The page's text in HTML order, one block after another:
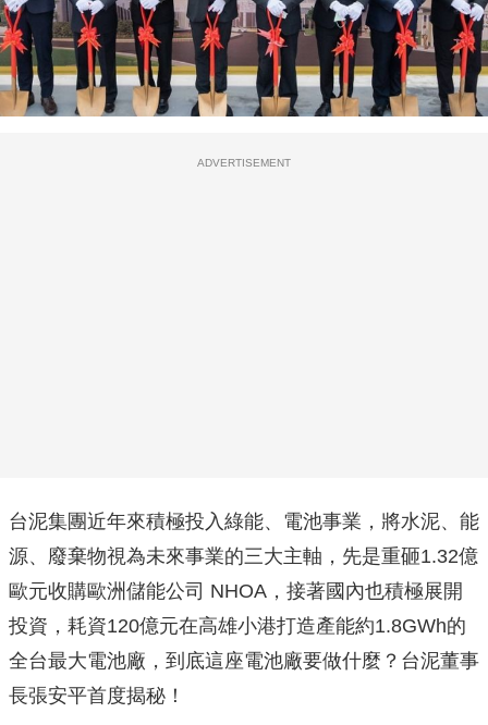
ADVERTISEMENT
台泥集團近年來積極投入綠能、電池事業，將水泥、能
源、廢棄物視為未來事業的三大主軸，先是重砸1.32億
歐元收購歐洲儲能公司 NHOA，接著國內也積極展開
投資，耗資120億元在高雄小港打造產能約1.8GWh的
全台最大電池廠，到底這座電池廠要做什麼？台泥董事
長張安平首度揭秘！